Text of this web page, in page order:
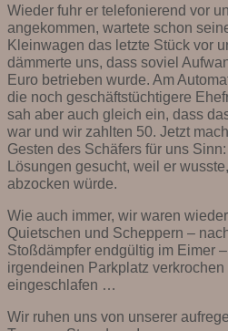
Wieder fuhr er telefonierend vor
angekommen, wartete schon
Kleinwagen das letzte Stück vor
dämmerte uns, dass soviel
Euro betrieben wurde. Am
die noch geschäftstüchtigere
sah aber auch gleich ein, dass
war und wir zahlten 50. Jetzt
Gesten des Schäfers für uns
Lösungen gesucht, weil er
abzocken würde.
Wie auch immer, wir waren
Quietschen und Scheppern –
Stoßdämpfer endgültig im Eimer
irgendeinen Parkplatz
eingeschlafen …
Wir ruhen uns von unserer